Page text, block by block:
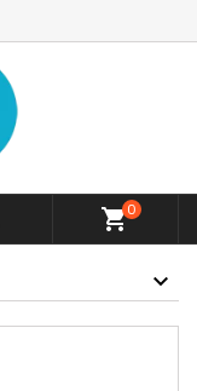
shopping_cart0